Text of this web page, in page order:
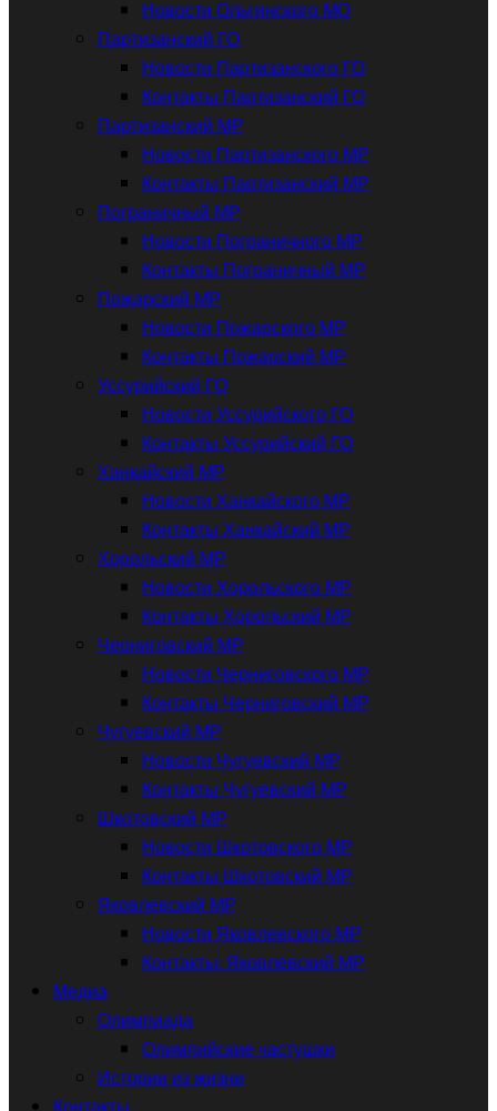
Новости Ольгинского МО
Партизанский ГО
Новости Партизанского ГО
Контакты Партизанский ГО
Партизанский МР
Новости Партизанского МР
Контакты Партизанский МР
Пограничный МР
Новости Пограничного МР
Контакты Пограничный МР
Пожарский МР
Новости Пожарского МР
Контакты Пожарский МР
Уссурийский ГО
Новости Уссурийского ГО
Контакты Уссурийский ГО
Ханкайский МР
Новости Ханкайского МР
Контакты Ханкайский МР
Хорольский МР
Новости Хорольского МР
Контакты Хорольский МР
Черниговский МР
Новости Черниговского МР
Контакты Черниговский МР
Чугуевский МР
Новости Чугуевский МР
Контакты Чугуевский МР
Шкотовский МР
Новости Шкотовского МР
Контакты Шкотовский МР
Яковлевский МР
Новости Яковлевского МР
Контакты: Яковлевский МР
Медиа
Олимпиада
Олимпийские частушки
Истории из жизни